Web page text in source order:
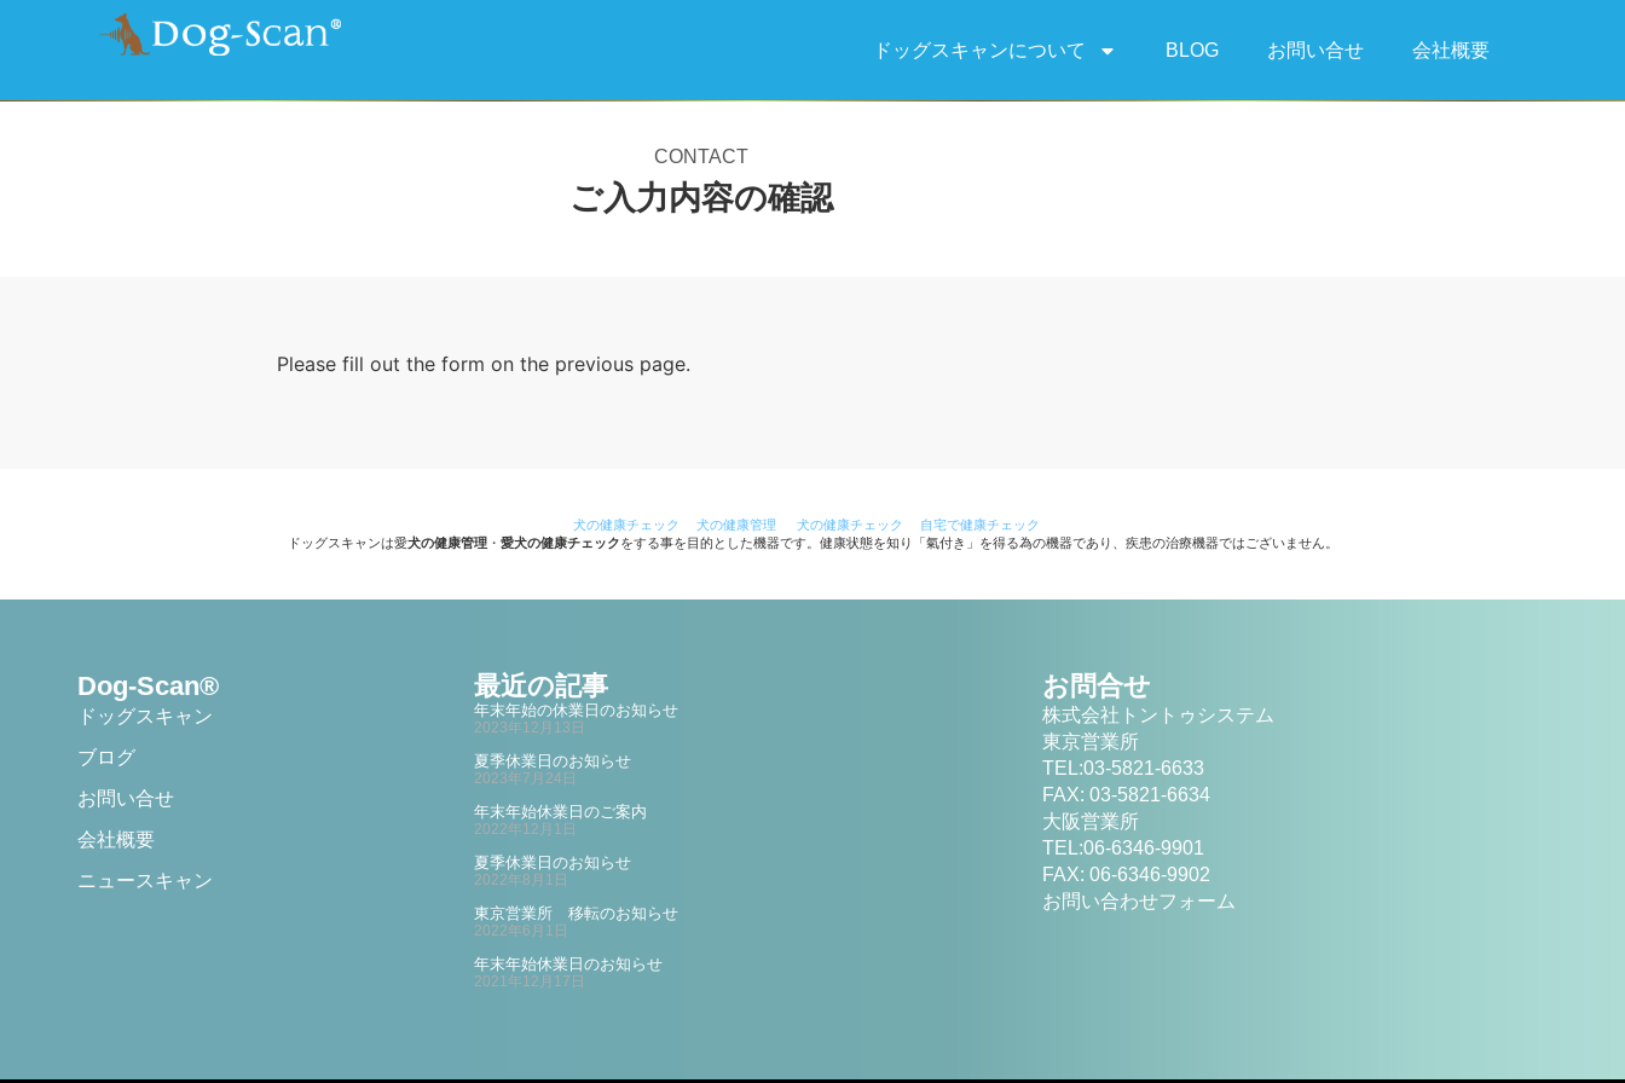
ドッグスキャンについて BLOG お問い合せ 会社概要
CONTACT
ご入力内容の確認
Please fill out the form on the previous page.
犬の健康チェック 犬の健康管理 犬の健康チェック
自宅で健康チェック
ドッグスキャンは愛犬の健康管理・ 愛犬の健康チェックをする事を目的とした機器です。健康状態を知り「氣付き」を得る為の機器であり、疾患の治療機器ではございません。
Dog-Scan®
ドッグスキャン
ブログ
お問い合せ
会社概要
ニュースキャン
最近の記事
年末年始の休業日のお知らせ
2023年12月13日
夏季休業日のお知らせ
2023年7月24日
年末年始休業日のご案内
2022年12月1日
夏季休業日のお知らせ
2022年8月1日
東京営業所 移転のお知らせ
2022年6月1日
年末年始休業日のお知らせ
2021年12月17日
お問合せ
株式会社トントゥシステム
東京営業所
TEL:03-5821-6633
FAX: 03-5821-6634
大阪営業所
TEL:06-6346-9901
FAX: 06-6346-9902
お問い合わせフォーム